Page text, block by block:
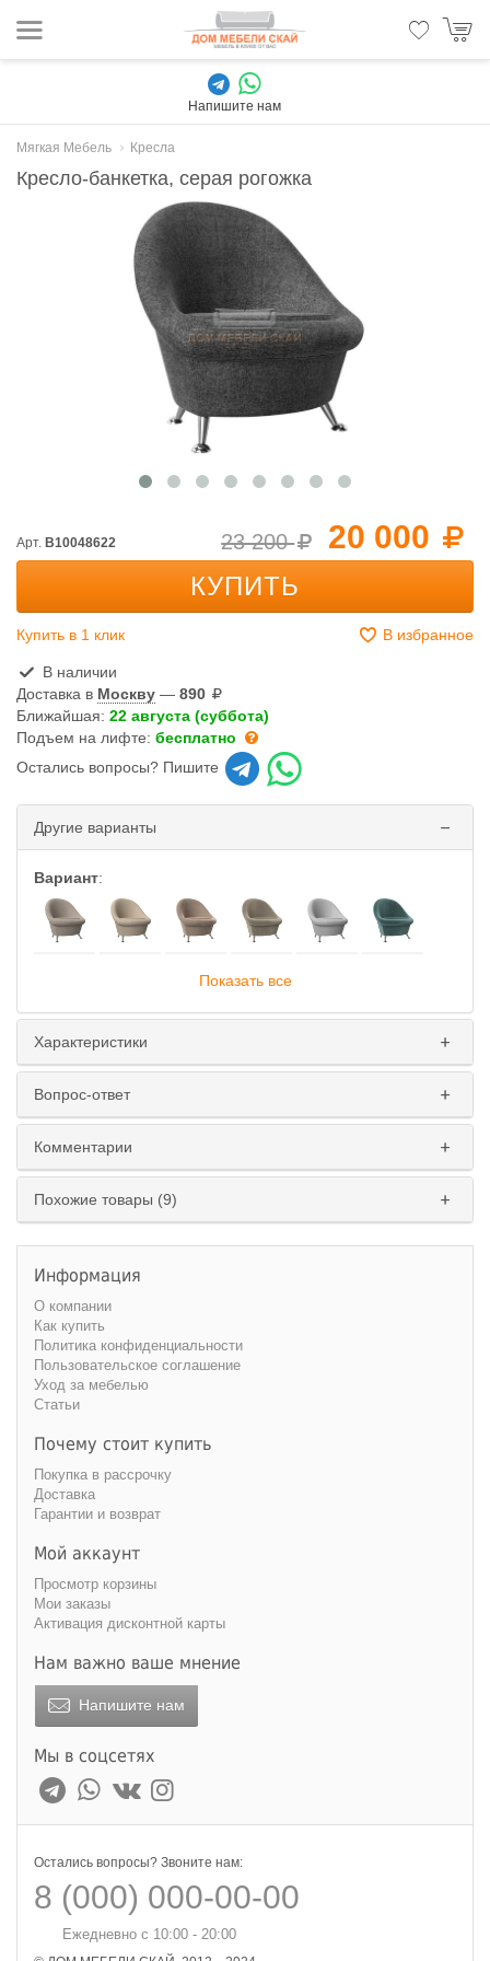
Напишите нам
Мягкая Мебель Кресла
Кресло-банкетка, серая рогожка
20 000
23 200
Арт. B10048622
КУПИТЬ
Купить в 1 клик В избранное
В наличии
Доставка в Москву — 890
Ближайшая: 22 августа (суббота)
Подъем на лифте: бесплатно
Остались вопросы? Пишите
Другие варианты
Вариант:
Показать все
Характеристики
Вопрос-ответ
Комментарии
Похожие товары (9)
Информация
О компании
Как купить
Политика конфиденциальности
Пользовательское соглашение
Уход за мебелью
Статьи
Почему стоит купить
Покупка в рассрочку
Доставка
Гарантии и возврат
Мой аккаунт
Просмотр корзины
Мои заказы
Активация дисконтной карты
Нам важно ваше мнение
Напишите нам
Мы в соцсетях
Остались вопросы? Звоните нам:
8 (000) 000-00-00
Ежедневно с 10:00 - 20:00